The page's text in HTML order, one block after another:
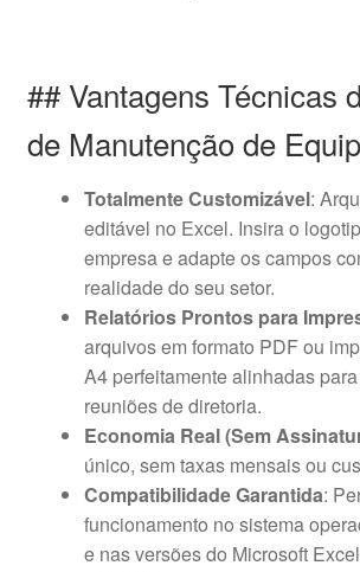
## Vantagens Técnicas
de Manutenção de
Totalmente Customizável:
editável no Excel. Insira o
empresa e adapte os campos
realidade do seu setor.
Relatórios Prontos para
arquivos em formato PDF ou
A4 perfeitamente alinhadas
reuniões de diretoria.
Economia Real (Sem
único, sem taxas mensais ou
Compatibilidade Garantida:
funcionamento no sistema
e nas versões do Microsoft